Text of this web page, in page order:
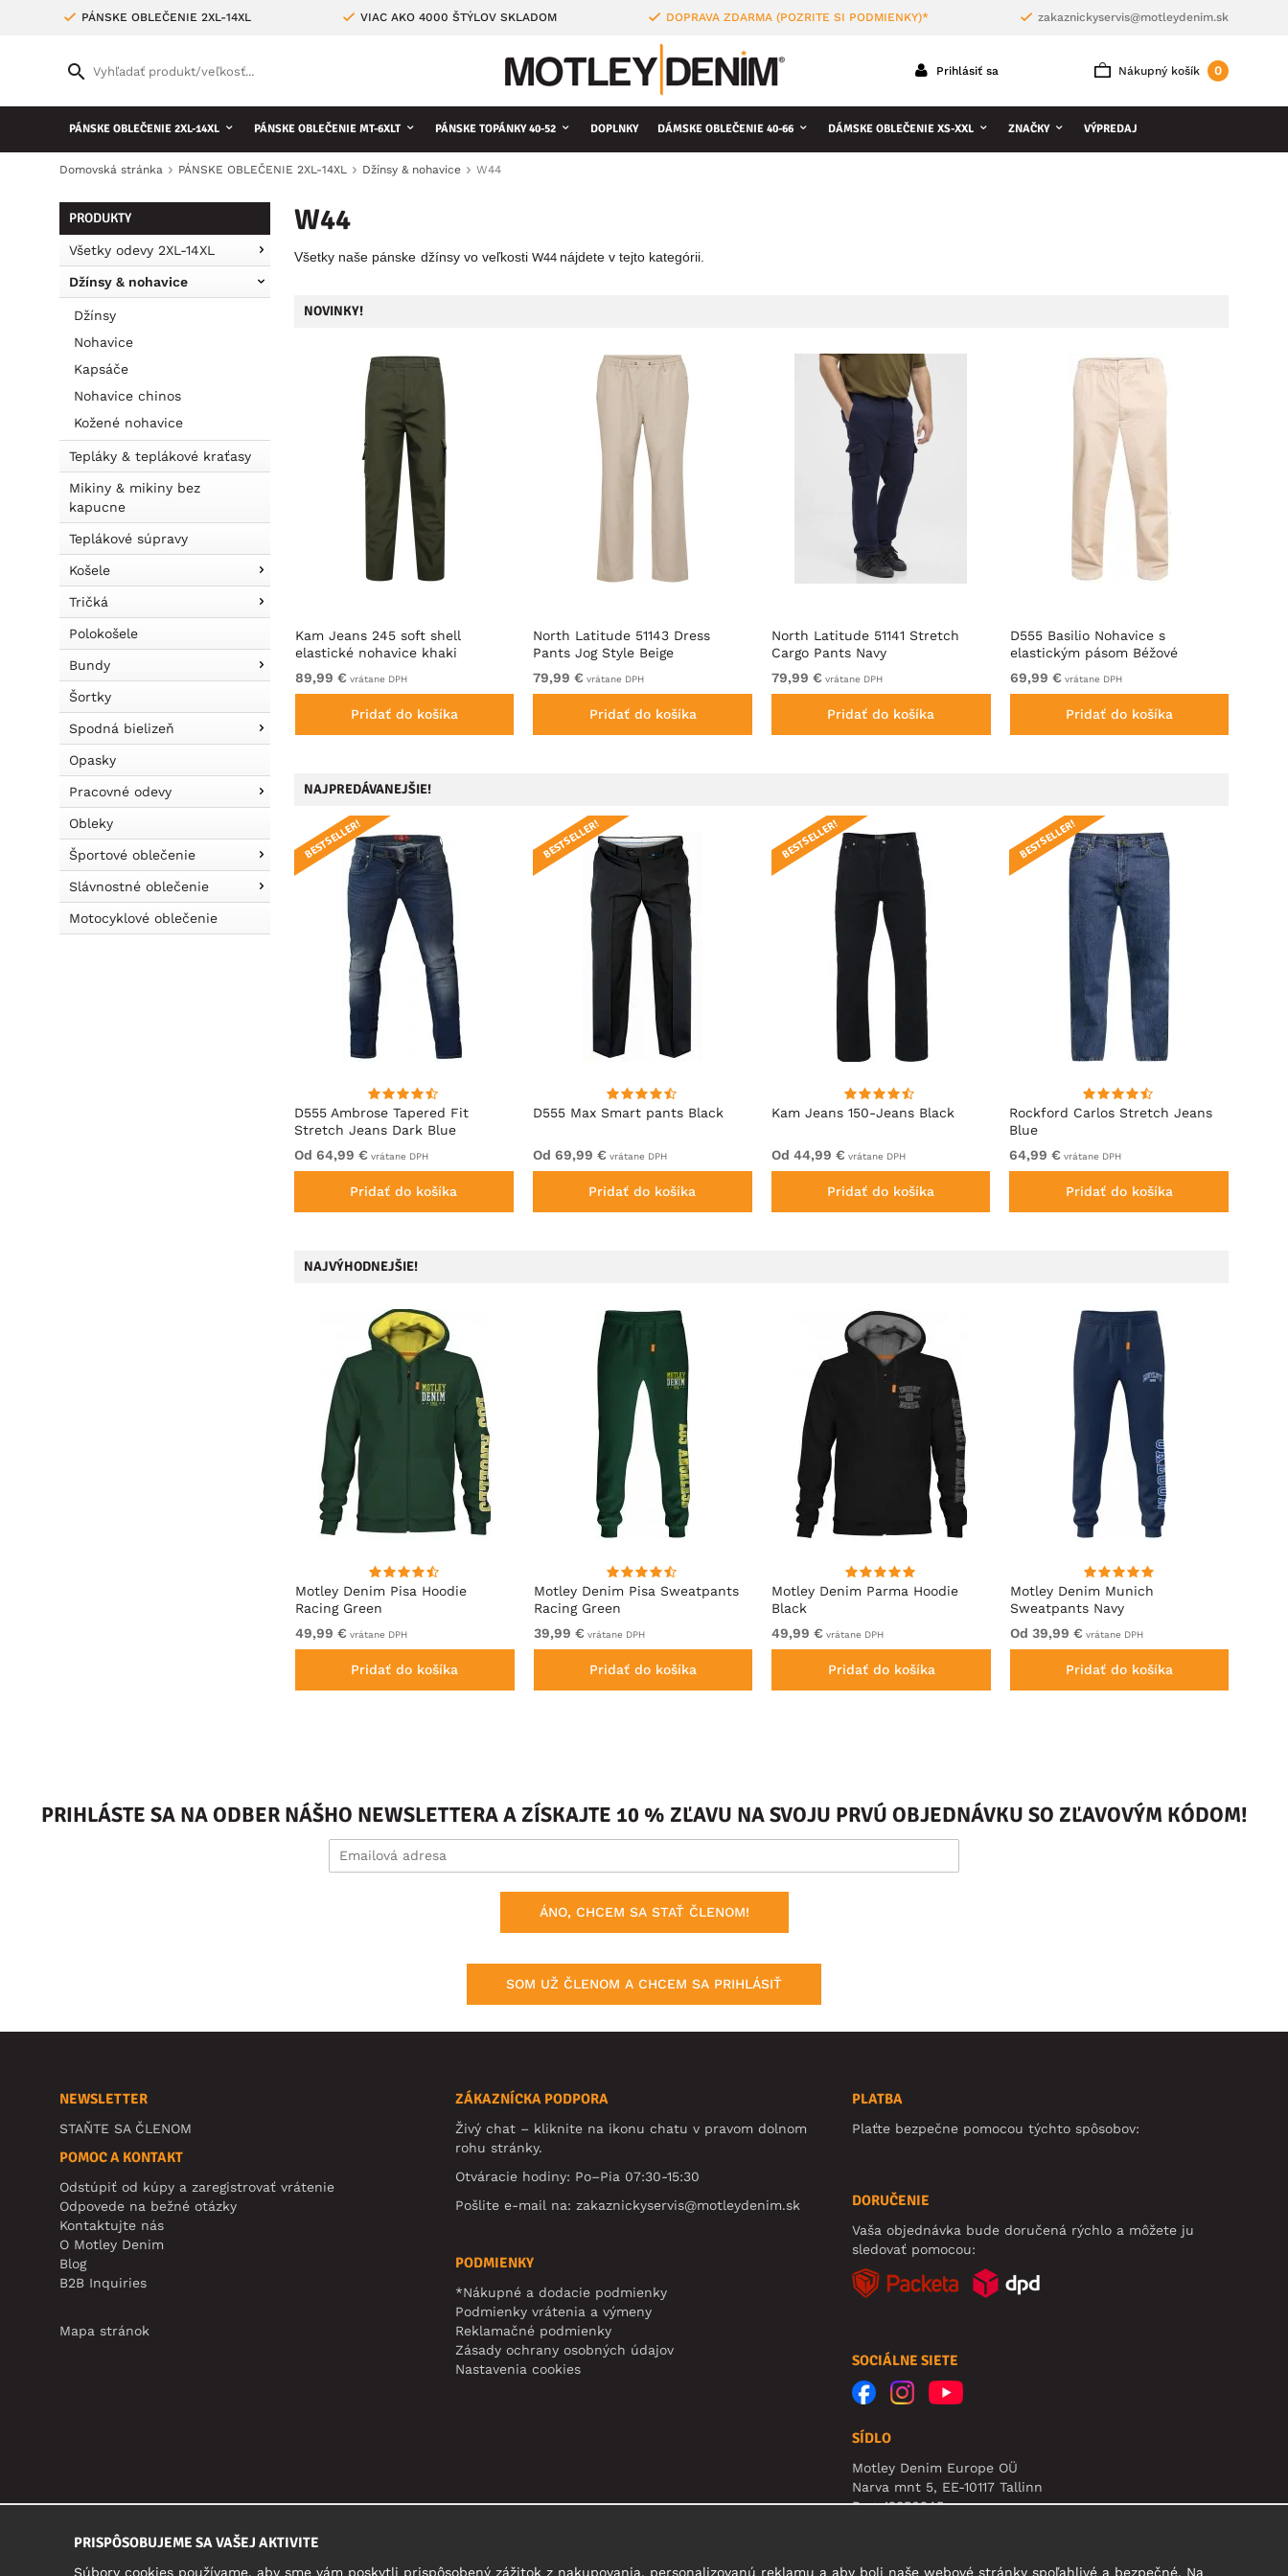
PÁNSKE OBLEČENIE 2XL-14XL VIAC AKO 4000 ŠTÝLOV SKLADOM DOPRAVA ZDARMA (POZRITE SI PODMIENKY)* zakaznickyservis@motleydenim.sk
Nákupný košík 0
Prihlásiť sa
PÁNSKE OBLEČENIE 2XL-14XL PÁNSKE OBLEČENIE MT-6XLT PÁNSKE TOPÁNKY 40-52 DOPLNKY DÁMSKE OBLEČENIE 40-66 DÁMSKE OBLEČENIE XS-XXL ZNAČKY VÝPREDAJ
Domovská stránka PÁNSKE OBLEČENIE 2XL-14XL Džínsy & nohavice W44
PRODUKTY
Všetky odevy 2XL-14XL
Džínsy & nohavice
Džínsy
Nohavice
Kapsáče
Nohavice chinos
Kožené nohavice
Tepláky & teplákové kraťasy
Mikiny & mikiny bez
kapucne
Teplákové súpravy
Košele
Tričká
Polokošele
Bundy
Šortky
Spodná bielizeň
Opasky
Pracovné odevy
Obleky
Športové oblečenie
Slávnostné oblečenie
Motocyklové oblečenie
W44
Všetky naše pánske džínsy vo veľkosti W44 nájdete v tejto kategórii.
NOVINKY!
Dobsom Idaho Nohavice Čierne
Od 59,99 €vrátane DPH
Pridať do košíka
Kam Jeans 245 soft shell
elastické nohavice khaki
89,99 € vrátane DPH
Pridať do košíka
North Latitude 51143 Dress
Pants Jog Style Beige
79,99 € vrátane DPH
Pridať do košíka
North Latitude 51141 Stretch
Cargo Pants Navy
79,99 € vrátane DPH
Pridať do košíka
D555 Basilio Nohavice s
elastickým pásom Béžové
69,99 € vrátane DPH
Pridať do košíka
NAJPREDÁVANEJŠIE!
D555 Ambrose Tapered Fit
Stretch Jeans Dark Blue
BESTSELLER!
Od 64,99 € vrátane DPH
Pridať do košíka
D555 Max Smart pants Black
BESTSELLER!
Od 69,99 € vrátane DPH
Pridať do košíka
Kam Jeans 150-Jeans Black
BESTSELLER!
Od 44,99 € vrátane DPH
Pridať do košíka
Rockford Carlos Stretch Jeans
Blue
BESTSELLER!
64,99 € vrátane DPH
Pridať do košíka
NAJVÝHODNEJŠIE!
Motley Denim Pisa Hoodie
Racing Green
49,99 € vrátane DPH
Pridať do košíka
Motley Denim Pisa Sweatpants
Racing Green
39,99 € vrátane DPH
Pridať do košíka
Motley Denim Parma Hoodie
Black
49,99 € vrátane DPH
Pridať do košíka
Motley Denim Munich
Sweatpants Navy
Od 39,99 € vrátane DPH
Pridať do košíka
PRIHLÁSTE SA NA ODBER NÁŠHO NEWSLETTERA A ZÍSKAJTE 10 % ZĽAVU NA SVOJU PRVÚ OBJEDNÁVKU SO ZĽAVOVÝM KÓDOM!
ÁNO, CHCEM SA STAŤ ČLENOM!
SOM UŽ ČLENOM A CHCEM SA PRIHLÁSIŤ
NEWSLETTER
STAŇTE SA ČLENOM
POMOC A KONTAKT
Odstúpiť od kúpy a zaregistrovať vrátenie
Odpovede na bežné otázky
Kontaktujte nás
O Motley Denim
Blog
B2B Inquiries
Mapa stránok
ZÁKAZNÍCKA PODPORA
Živý chat – kliknite na ikonu chatu v pravom dolnom
rohu stránky.
Otváracie hodiny: Po–Pia 07:30-15:30
Pošlite e-mail na:zakaznickyservis@motleydenim.sk
PODMIENKY
*Nákupné a dodacie podmienky
Podmienky vrátenia a výmeny
Reklamačné podmienky
Zásady ochrany osobných údajov
Nastavenia cookies
PLATBA
Plaťte bezpečne pomocou týchto spôsobov:
DORUČENIE
Vaša objednávka bude doručená rýchlo a môžete ju
sledovať pomocou:
SOCIÁLNE SIETE
SÍDLO
Motley Denim Europe OÜ
Narva mnt 5, EE-10117 Tallinn
Reg: 12356245
PRISPÔSOBUJEME SA VAŠEJ AKTIVITE
Súbory cookies používame, aby sme vám poskytli prispôsobený zážitok z nakupovania, personalizovanú reklamu a aby boli naše webové stránky spoľahlivé a bezpečné. Na